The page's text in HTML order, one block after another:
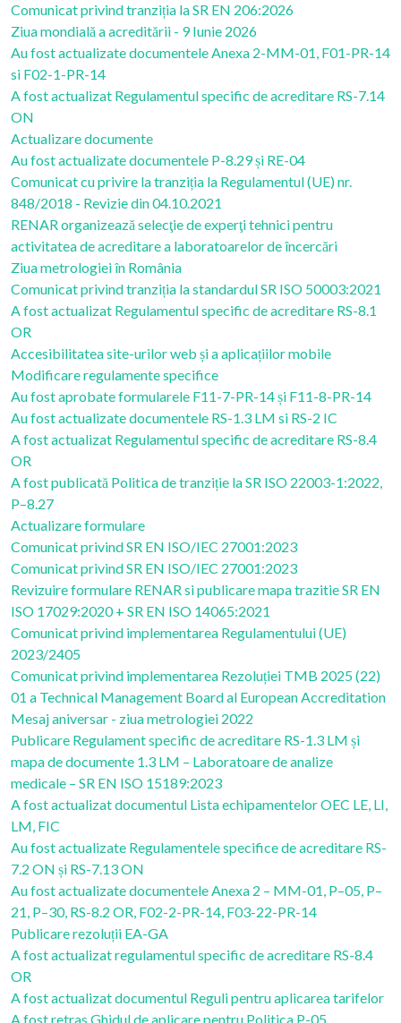
Comunicat privind tranziția la SR EN 206:2026
Ziua mondială a acreditării - 9 Iunie 2026
Au fost actualizate documentele Anexa 2-MM-01, F01-PR-14
si F02-1-PR-14
A fost actualizat Regulamentul specific de acreditare RS-7.14
ON
Actualizare documente
Au fost actualizate documentele P-8.29 și RE-04
Comunicat cu privire la tranziția la Regulamentul (UE) nr.
848/2018 - Revizie din 04.10.2021
RENAR organizează selecţie de experţi tehnici pentru
activitatea de acreditare a laboratoarelor de încercări
Ziua metrologiei în România
Comunicat privind tranziția la standardul SR ISO 50003:2021
A fost actualizat Regulamentul specific de acreditare RS-8.1
OR
Accesibilitatea site-urilor web și a aplicațiilor mobile
Modificare regulamente specifice
Au fost aprobate formularele F11-7-PR-14 și F11-8-PR-14
Au fost actualizate documentele RS-1.3 LM si RS-2 IC
A fost actualizat Regulamentul specific de acreditare RS-8.4
OR
A fost publicată Politica de tranziție la SR ISO 22003-1:2022,
P–8.27
Actualizare formulare
Comunicat privind SR EN ISO/IEC 27001:2023
Comunicat privind SR EN ISO/IEC 27001:2023
Revizuire formulare RENAR si publicare mapa trazitie SR EN
ISO 17029:2020 + SR EN ISO 14065:2021
Comunicat privind implementarea Regulamentului (UE)
2023/2405
Comunicat privind implementarea Rezoluției TMB 2025 (22)
01 a Technical Management Board al European Accreditation
Mesaj aniversar - ziua metrologiei 2022
Publicare Regulament specific de acreditare RS-1.3 LM și
mapa de documente 1.3 LM – Laboratoare de analize
medicale – SR EN ISO 15189:2023
A fost actualizat documentul Lista echipamentelor OEC LE, LI,
LM, FIC
Au fost actualizate Regulamentele specifice de acreditare RS-
7.2 ON și RS-7.13 ON
Au fost actualizate documentele Anexa 2 – MM-01, P–05, P–
21, P–30, RS-8.2 OR, F02-2-PR-14, F03-22-PR-14
Publicare rezoluții EA-GA
A fost actualizat regulamentul specific de acreditare RS-8.4
OR
A fost actualizat documentul Reguli pentru aplicarea tarifelor
A fost retras Ghidul de aplicare pentru Politica P-05